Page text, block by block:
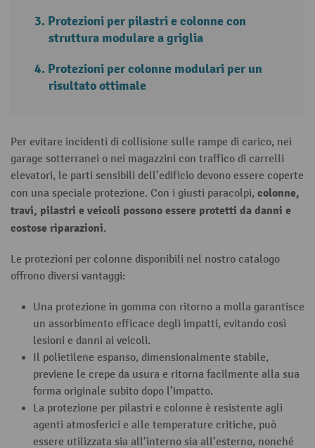
Protezioni per pilastri e colonne con
struttura modulare a griglia
Protezioni per colonne modulari per un
risultato ottimale
Per evitare incidenti di collisione sulle rampe di carico, nei
garage sotterranei o nei magazzini con traffico di carrelli
elevatori, le parti sensibili dell’edificio devono essere coperte
con una speciale protezione. Con i giusti paracolpi, colonne,
travi, pilastri e veicoli possono essere protetti da danni e
costose riparazioni.
Le protezioni per colonne disponibili nel nostro catalogo
offrono diversi vantaggi:
Una protezione in gomma con ritorno a molla garantisce
un assorbimento efficace degli impatti, evitando così
lesioni e danni ai veicoli.
Il polietilene espanso, dimensionalmente stabile,
previene le crepe da usura e ritorna facilmente alla sua
forma originale subito dopo l’impatto.
La protezione per pilastri e colonne è resistente agli
agenti atmosferici e alle temperature critiche, può
essere utilizzata sia all’interno sia all’esterno, nonché